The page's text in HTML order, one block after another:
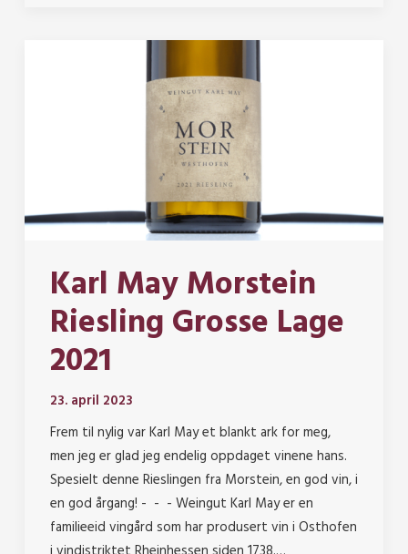
Karl May Morstein
Riesling Grosse Lage
2021
23. april 2023
Frem til nylig var Karl May et blankt ark for meg,
men jeg er glad jeg endelig oppdaget vinene hans.
Spesielt denne Rieslingen fra Morstein, en god vin, i
en god årgang! - - - Weingut Karl May er en
familieeid vingård som har produsert vin i Osthofen